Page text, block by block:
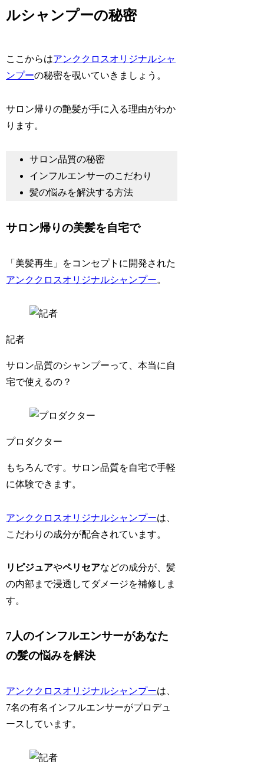
ルシャンプーの秘密
ここからはアンククロスオリジナルシャ
ンプーの秘密を覗いていきましょう。
サロン帰りの艶髪が手に入る理由がわか
ります。
サロン品質の秘密
インフルエンサーのこだわり
髪の悩みを解決する方法
サロン帰りの美髪を自宅で
「美髪再生」をコンセプトに開発された
アンククロスオリジナルシャンプー。
記者
サロン品質のシャンプーって、本当に自
宅で使えるの？
プロダクター
もちろんです。サロン品質を自宅で手軽
に体験できます。
アンククロスオリジナルシャンプーは、
こだわりの成分が配合されています。
リピジュアやペリセアなどの成分が、髪
の内部まで浸透してダメージを補修しま
す。
7人のインフルエンサーがあなた
の髪の悩みを解決
アンククロスオリジナルシャンプーは、
7名の有名インフルエンサーがプロデュ
ースしています。